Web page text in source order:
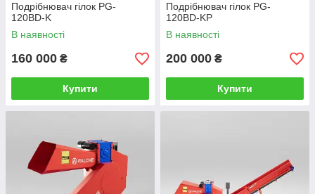
Подрібнювач гілок PG-
120BD-K
В наявності
160 000 ₴
Купити
Подрібнювач гілок PG-
120BD-KP
В наявності
200 000 ₴
Купити